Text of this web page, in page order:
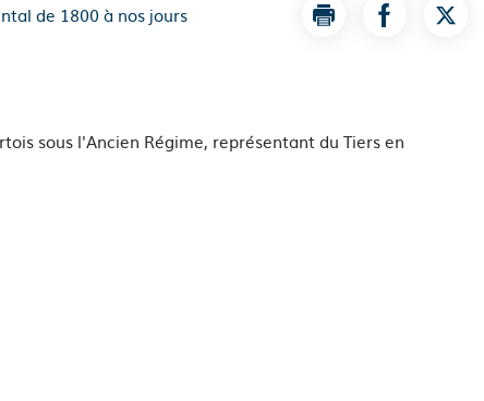
de 1800 à nos jours Imprimer la page
Partager la
sous l'Ancien Régime, représentant du Tiers en